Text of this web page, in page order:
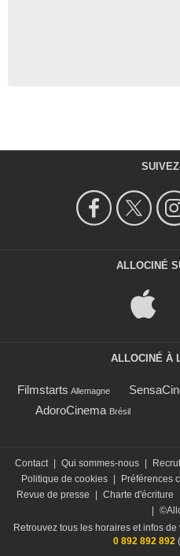
ALLOCINÉ
ALLOCINÉ À
Filmstarts Allemagne
AdoroCinema Brésil
Contact | Qui sommes-nous |
Politique de cookies | Préférences
Revue de presse
| Charte d'écriture
|
Retrouvez tous les horaires et infos
0 892 892 892